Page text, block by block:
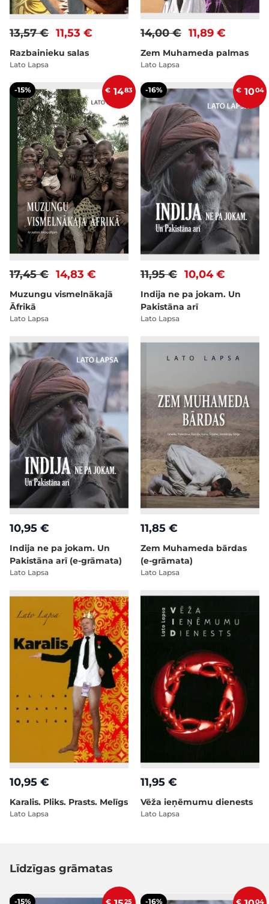
11,53 €
13,57 €
Razbainieku salas
Lato Lapsa
11,89 €
14,00 €
Zem Muhameda palmas
Lato Lapsa
-15% € 1483
14,83 €
17,45 €
Muzungu vismelnākajā
Āfrikā
Lato Lapsa
-16% € 1004
10,04 €
11,95 €
Indija ne pa jokam. Un
Pakistāna arī
Lato Lapsa
10,95 €
Indija ne pa jokam. Un
Pakistāna arī (e-grāmata)
Lato Lapsa
11,85 €
Zem Muhameda bārdas
(e-grāmata)
Lato Lapsa
10,95 €
Karalis. Pliks. Prasts. Melīgs
Lato Lapsa
11,95 €
Vēža ieņēmumu dienests
Lato Lapsa
Līdzīgas grāmatas
-15% € 25 -16% € 04